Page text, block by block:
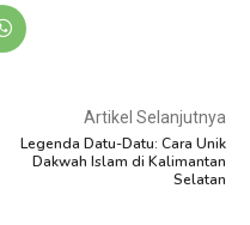
Artikel Selanjutnya
Legenda Datu-Datu: Cara Unik
Dakwah Islam di Kalimantan
Selatan